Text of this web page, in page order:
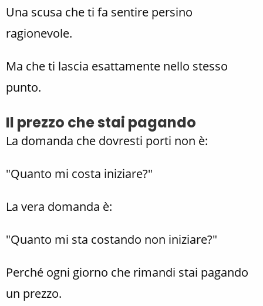
Una scusa che ti fa sentire persino
ragionevole.
Ma che ti lascia esattamente nello stesso
punto.
Il prezzo che stai pagando
La domanda che dovresti porti non è:
"Quanto mi costa iniziare?"
La vera domanda è:
"Quanto mi sta costando non iniziare?"
Perché ogni giorno che rimandi stai pagando
un prezzo.